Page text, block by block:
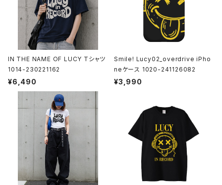
IN THE NAME OF LUCY Tシャツ
1014-230221162
¥6,490
Smile! Lucy02_overdrive iPho
neケース 1020-241126082
¥3,990